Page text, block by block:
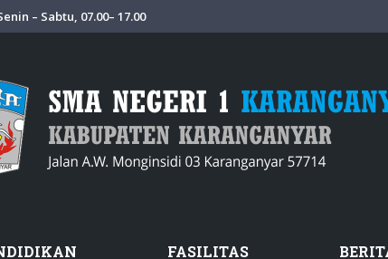
– Sabtu, 07.00– 17.00
FASILITAS